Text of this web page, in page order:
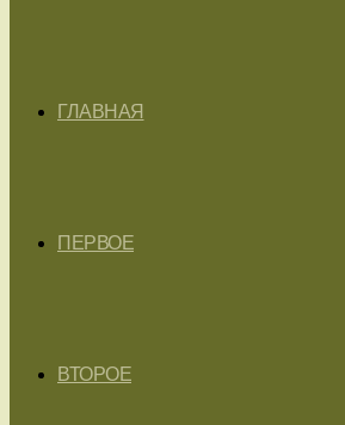
ГЛАВНАЯ
ПЕРВОЕ
ВТОРОЕ